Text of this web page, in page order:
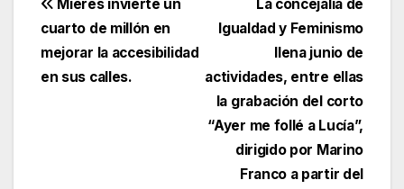
Navegación
de
entradas
La concejalía de
Igualdad y Feminismo
llena junio de
actividades, entre ellas
la grabación del corto
“Ayer me follé a Lucía”,
dirigido por Marino
Franco a partir del
Mieres invierte un
cuarto de millón en
mejorar la accesibilidad
en sus calles.